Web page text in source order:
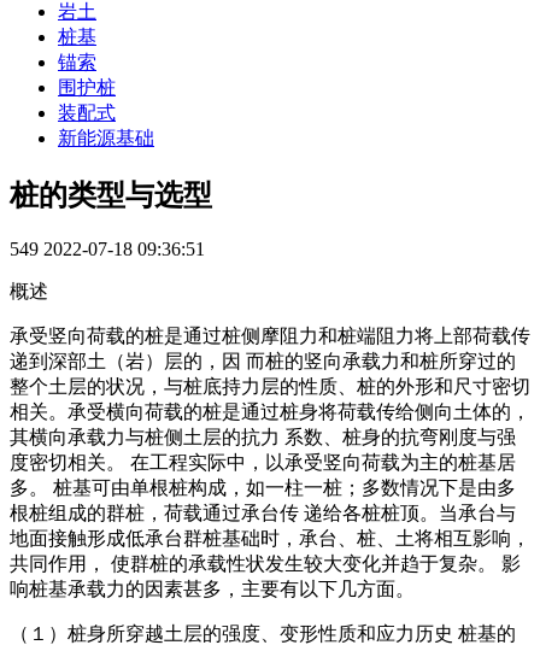
岩土
桩基
锚索
围护桩
装配式
新能源基础
桩的类型与选型
549 2022-07-18 09:36:51
概述
承受竖向荷载的桩是通过桩侧摩阻力和桩端阻力将上部荷载传
递到深部土（岩）层的，因 而桩的竖向承载力和桩所穿过的
整个土层的状况，与桩底持力层的性质、桩的外形和尺寸密切
相关。承受横向荷载的桩是通过桩身将荷载传给侧向土体的，
其横向承载力与桩侧土层的抗力 系数、桩身的抗弯刚度与强
度密切相关。 在工程实际中，以承受竖向荷载为主的桩基居
多。 桩基可由单根桩构成，如一柱一桩；多数情况下是由多
根桩组成的群桩，荷载通过承台传 递给各桩桩顶。当承台与
地面接触形成低承台群桩基础时，承台、桩、土将相互影响，
共同作用， 使群桩的承载性状发生较大变化并趋于复杂。 影
响桩基承载力的因素甚多，主要有以下几方面。
（１）桩身所穿越土层的强度、变形性质和应力历史 桩基的